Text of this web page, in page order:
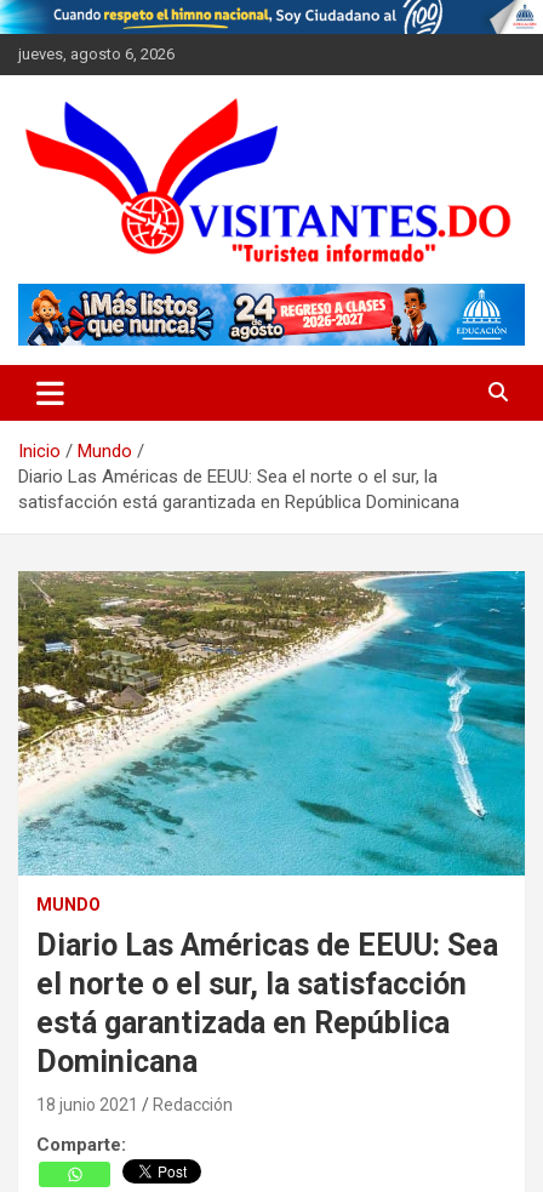
Saltar
al
contenido
jueves, agosto 6, 2026
Visitantes
Inicio
Mundo
Diario Las Américas de EEUU: Sea el norte o el sur, la
satisfacción está garantizada en República Dominicana
MUNDO
Diario Las Américas de EEUU: Sea
el norte o el sur, la satisfacción
está garantizada en República
Dominicana
18 junio 2021 Redacción
Comparte: